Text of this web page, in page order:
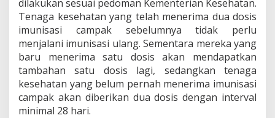
dilakukan sesuai pedoman Kementerian Kesehatan.
Tenaga kesehatan yang telah menerima dua dosis
imunisasi campak sebelumnya tidak perlu
menjalani imunisasi ulang. Sementara mereka yang
baru menerima satu dosis akan mendapatkan
tambahan satu dosis lagi, sedangkan tenaga
kesehatan yang belum pernah menerima imunisasi
campak akan diberikan dua dosis dengan interval
minimal 28 hari.